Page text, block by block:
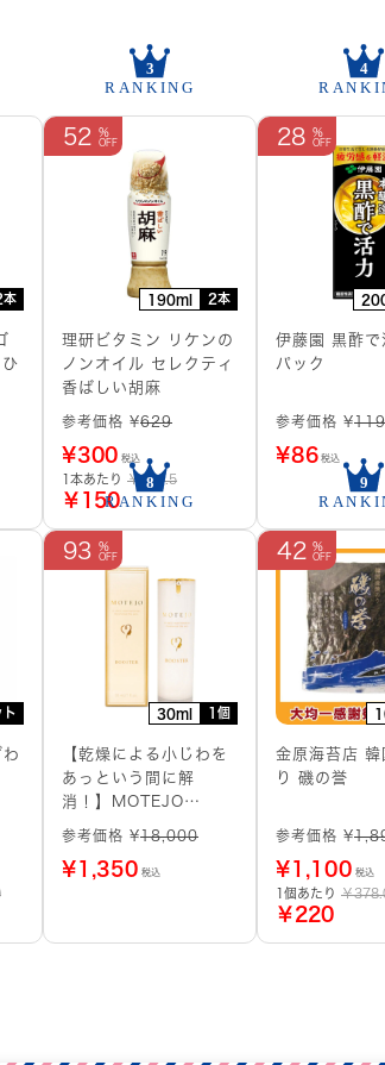
本 190ml 2本
52
理研ビタミン リケンの
ノンオイル セレクティ
香ばしい胡麻
参考価格 ¥629
¥300 税込
1本あたり ￥314.5
￥150
28
伊藤園 黒酢で
パック
参考価格 ¥119
¥86 税込
ト 30ml 1個
93
【乾燥による小じわを
あっという間に解
消！】MOTEJO
BOOSTER 導入美容液
参考価格 ¥18,000
¥1,350 税込
42
金原海苔店 韓
り 磯の誉
参考価格 ¥
¥1,100 税込
1個あたり ￥
￥220